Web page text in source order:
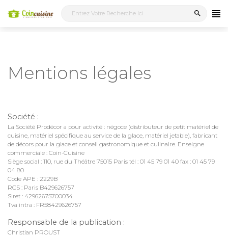
search
Mentions légales
Société :
La Société Prodécor a pour activité : négoce (distributeur de petit matériel de
cuisine, matériel spécifique au service de la glace, matériel jetable), fabricant
de décors pour la glace et conseil gastronomique et culinaire. Enseigne
commerciale : Coin-Cuisine
Siège social : 110, rue du Théâtre 75015 Paris tél : 01 45 79 01 40 fax : 01 45 79
04 80
Code APE : 2229B
RCS : Paris B429626757
Siret : 42962675700034
Tva intra : FR58429626757
Responsable de la publication :
Christian PROUST